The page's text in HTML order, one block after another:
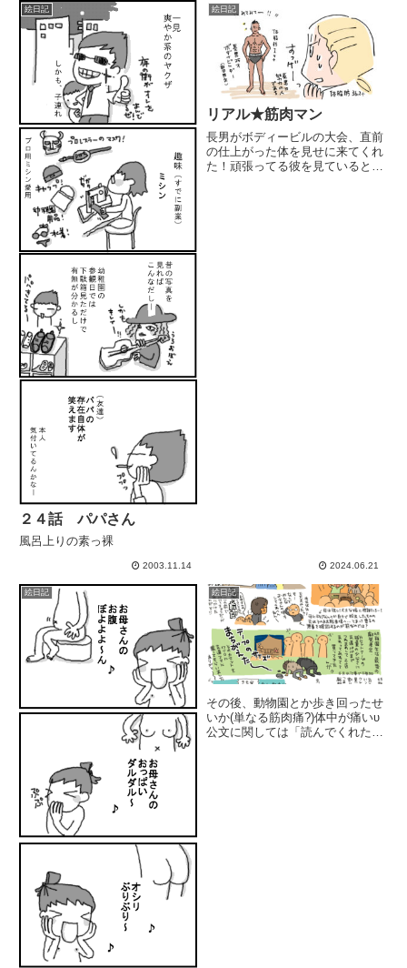
絵日記
２４話 パパさん
風呂上りの素っ裸
2003.11.14
絵日記
リアル★筋肉マン
長男がボディービルの大会、直前
の仕上がった体を見せに来てくれ
た！頑張ってる彼を見ていると、
2024.06.21
絵日記 絵日記
その後、動物園とか歩き回ったせ
いか(単なる筋肉痛?)体中が痛いυ
公文に関しては「読んでくれた!?